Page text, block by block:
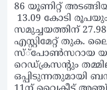
86 യൂണിറ്റ്
13.09 കോടി
സമുച്ചയത്തിന്
എസ്റ്റിമേറ്റ് തുക.
സ്്പോണ്‍സറായ
റെഡ്ക്രസന്റും
ഒപ്പിടുന്നതുമായി